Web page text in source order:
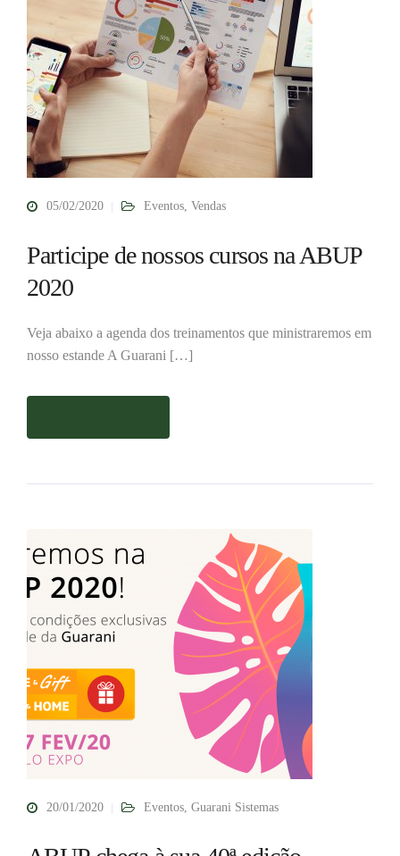
05/02/2020 Eventos, Vendas
Participe de nossos cursos na ABUP
2020
Veja abaixo a agenda dos treinamentos que ministraremos em
nosso estande A Guarani […]
20/01/2020 Eventos, Guarani Sistemas